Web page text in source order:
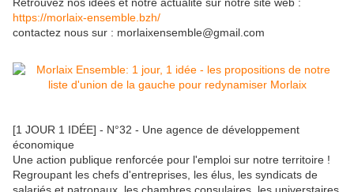
Retrouvez nos idées et notre actualité sur notre site web :
https://morlaix-ensemble.bzh/
contactez nous sur : morlaixensemble@gmail.com
[1 JOUR 1 IDÉE] - N°32 - Une agence de développement
économique
Une action publique renforcée pour l'emploi sur notre territoire !
Regroupant les chefs d'entreprises, les élus, les syndicats de